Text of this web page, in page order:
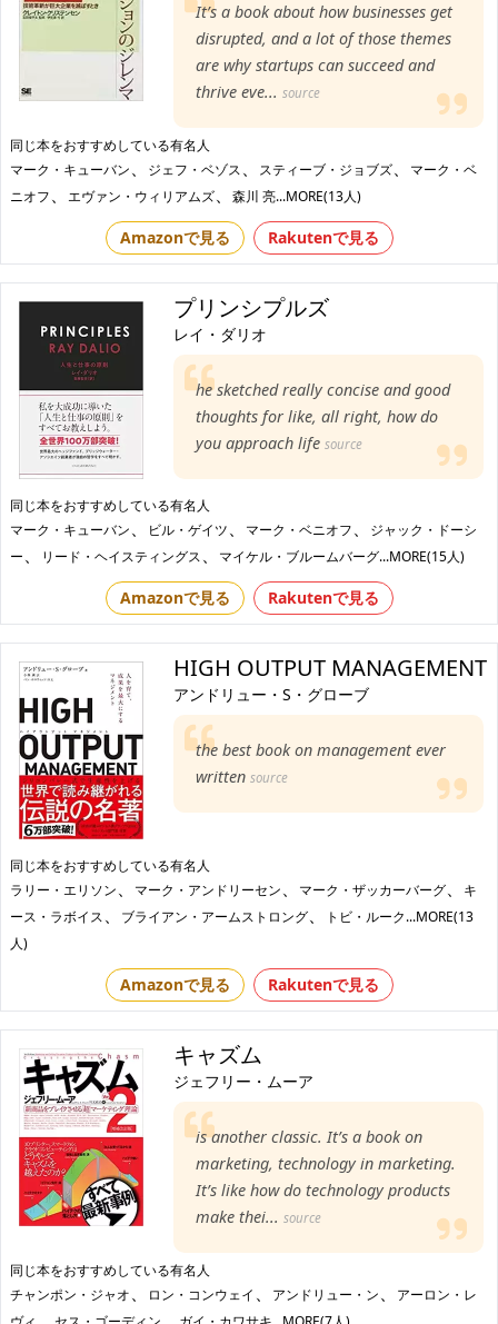
It’s a book about how businesses get
disrupted, and a lot of those themes
are why startups can succeed and
thrive eve...source
同じ本をおすすめしている有名人
マーク・キューバン、 ジェフ・ベゾス、 スティーブ・ジョブズ、
マーク・ベ
ニオフ、 エヴァン・ウィリアムズ、 森川 亮...MORE(13人)
Amazonで見る Rakutenで見る
プリンシプルズ
レイ・ダリオ
he sketched really concise and good
thoughts for like, all right, how do
you approach lifesource
同じ本をおすすめしている有名人
マーク・キューバン、 ビル・ゲイツ、 マーク・ベニオフ、
ジャック・ドーシ
ー、 リード・ヘイスティングス、 マイケル・ブルームバーグ...MORE(15人)
Amazonで見る Rakutenで見る
HIGH OUTPUT MANAGEMENT
アンドリュー・S・グローブ
the best book on management ever
writtensource
同じ本をおすすめしている有名人
ラリー・エリソン、 マーク・アンドリーセン、 マーク・ザッカーバーグ、
キ
ース・ラボイス、 ブライアン・アームストロング、 トビ・ルーク...MORE(13
人)
Amazonで見る Rakutenで見る
キャズム
ジェフリー・ムーア
is another classic. It’s a book on
marketing, technology in marketing.
It’s like how do technology products
make thei...source
同じ本をおすすめしている有名人
チャンポン・ジャオ、 ロン・コンウェイ 、 アンドリュー・ン、
アーロン・レ